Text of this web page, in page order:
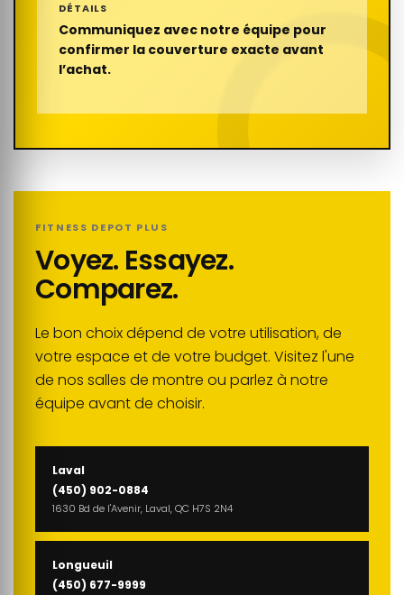
DÉTAILS
Communiquez avec notre équipe pour
confirmer la couverture exacte avant
l’achat.
FITNESS DEPOT PLUS
Voyez. Essayez.
Comparez.
Le bon choix dépend de votre utilisation, de
votre espace et de votre budget. Visitez l'une
de nos salles de montre ou parlez à notre
équipe avant de choisir.
Laval
(450) 902-0884
1630 Bd de l'Avenir, Laval, QC H7S 2N4
Longueuil
(450) 677-9999